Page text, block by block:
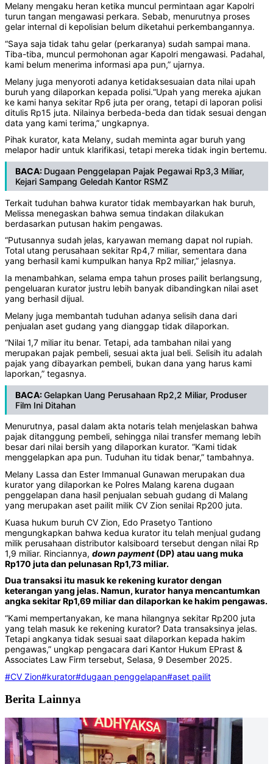
Melany mengaku heran ketika muncul permintaan agar Kapolri
turun tangan mengawasi perkara. Sebab, menurutnya proses
gelar internal di kepolisian belum diketahui perkembangannya.
“Saya saja tidak tahu gelar (perkaranya) sudah sampai mana.
Tiba-tiba, muncul permohonan agar Kapolri mengawasi. Padahal,
kami belum menerima informasi apa pun,” ujarnya.
Melany juga menyoroti adanya ketidaksesuaian data nilai upah
buruh yang dilaporkan kepada polisi.“Upah yang mereka ajukan
ke kami hanya sekitar Rp6 juta per orang, tetapi di laporan polisi
ditulis Rp15 juta. Nilainya berbeda-beda dan tidak sesuai dengan
data yang kami terima,” ungkapnya.
Pihak kurator, kata Melany, sudah meminta agar buruh yang
melapor hadir untuk klarifikasi, tetapi mereka tidak ingin bertemu.
BACA: Dugaan Penggelapan Pajak Pegawai Rp3,3 Miliar,
Kejari Sampang Geledah Kantor RSMZ
Terkait tuduhan bahwa kurator tidak membayarkan hak buruh,
Melissa menegaskan bahwa semua tindakan dilakukan
berdasarkan putusan hakim pengawas.
“Putusannya sudah jelas, karyawan memang dapat nol rupiah.
Total utang perusahaan sekitar Rp4,7 miliar, sementara dana
yang berhasil kami kumpulkan hanya Rp2 miliar,” jelasnya.
Ia menambahkan, selama empa tahun proses pailit berlangsung,
pengeluaran kurator justru lebih banyak dibandingkan nilai aset
yang berhasil dijual.
Melany juga membantah tuduhan adanya selisih dana dari
penjualan aset gudang yang dianggap tidak dilaporkan.
“Nilai 1,7 miliar itu benar. Tetapi, ada tambahan nilai yang
merupakan pajak pembeli, sesuai akta jual beli. Selisih itu adalah
pajak yang dibayarkan pembeli, bukan dana yang harus kami
laporkan,” tegasnya.
BACA:Gelapkan Uang Perusahaan Rp2,2 Miliar, Produser
Film Ini Ditahan
Menurutnya, pasal dalam akta notaris telah menjelaskan bahwa
pajak ditanggung pembeli, sehingga nilai transfer memang lebih
besar dari nilai bersih yang dilaporkan kurator. “Kami tidak
menggelapkan apa pun. Tuduhan itu tidak benar,” tambahnya.
Melany Lassa dan Ester Immanual Gunawan merupakan dua
kurator yang dilaporkan ke Polres Malang karena dugaan
penggelapan dana hasil penjualan sebuah gudang di Malang
yang merupakan aset pailit milik CV Zion senilai Rp200 juta.
Kuasa hukum buruh CV Zion, Edo Prasetyo Tantiono
mengungkapkan bahwa kedua kurator itu telah menjual gudang
milik perusahaan distributor kalsiboard tersebut dengan nilai Rp
1,9 miliar. Rinciannya, down payment(DP) atau uang muka
Rp170 juta dan pelunasan Rp1,73 miliar.
Dua transaksi itu masuk ke rekening kurator dengan
keterangan yang jelas. Namun, kurator hanya mencantumkan
angka sekitar Rp1,69 miliar dan dilaporkan ke hakim pengawas.
“Kami mempertanyakan, ke mana hilangnya sekitar Rp200 juta
yang telah masuk ke rekening kurator? Data transaksinya jelas.
Tetapi angkanya tidak sesuai saat dilaporkan kepada hakim
pengawas,” ungkap pengacara dari Kantor Hukum EPrast &
Associates Law Firm tersebut, Selasa, 9 Desember 2025.
#CV Zion#kurator#dugaan penggelapan#aset pailit
Berita Lainnya